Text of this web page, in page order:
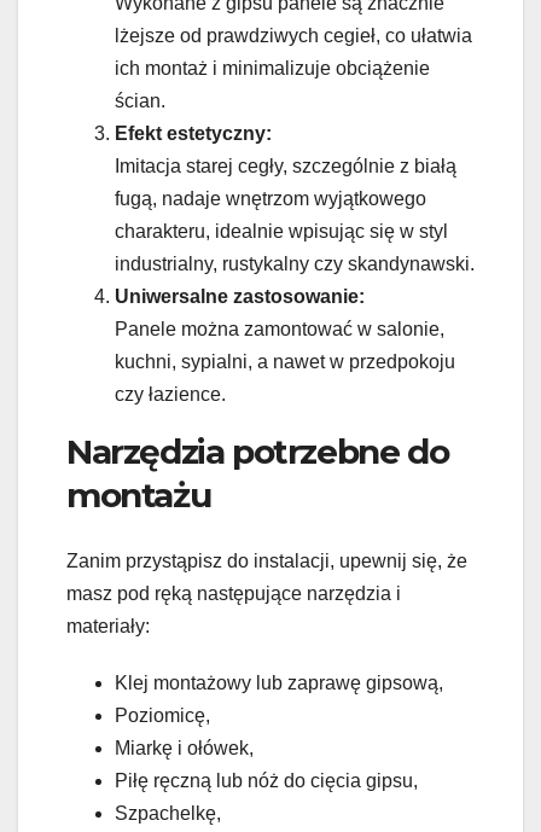
lżejsze od prawdziwych cegieł, co ułatwia
ich montaż i minimalizuje obciążenie
ścian.
Efekt estetyczny:
Imitacja starej cegły, szczególnie z białą
fugą, nadaje wnętrzom wyjątkowego
charakteru, idealnie wpisując się w styl
industrialny, rustykalny czy skandynawski.
Uniwersalne zastosowanie:
Panele można zamontować w salonie,
kuchni, sypialni, a nawet w przedpokoju
czy łazience.
Narzędzia potrzebne do
montażu
Zanim przystąpisz do instalacji, upewnij się, że
masz pod ręką następujące narzędzia i
materiały:
Klej montażowy lub zaprawę gipsową,
Poziomicę,
Miarkę i ołówek,
Piłę ręczną lub nóż do cięcia gipsu,
Szpachelkę,